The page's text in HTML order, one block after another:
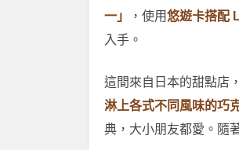
一」
，使用悠遊卡搭配
入手。
這間來自日本的甜點店
淋上各式不同風味的巧
典，大小朋友都愛。隨